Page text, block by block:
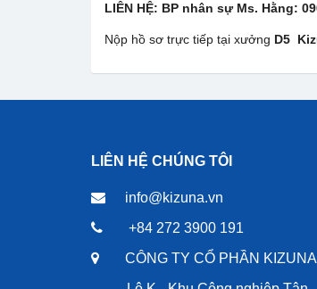
LIÊN HỆ: BP nhân sự Ms.
Nộp hồ sơ trực tiếp tại xưởng D5
LIÊN HỆ CHÚNG TÔI
info@kizuna.vn
+84 272 3900 191
CÔNG TY CỔ PHẦN